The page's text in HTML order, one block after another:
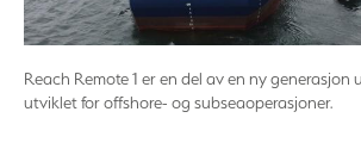
Reach Remote 1 er en del av en ny
utviklet for offshore- og subseaoperasjoner.